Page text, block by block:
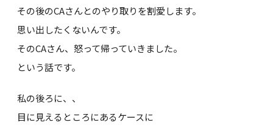
その後のCAさんとのやり取りを割愛します。
思い出したくないんです。
そのCAさん、怒って帰っていきました。
という話です。
私の後ろに、、
目に見えるところにあるケースに